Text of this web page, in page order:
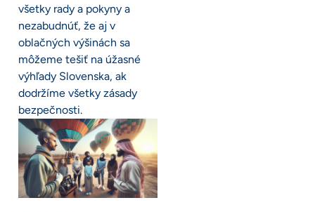
všetky rady a pokyny a
nezabudnúť, že aj v
oblačných výšinách sa
môžeme tešiť na úžasné
výhľady Slovenska, ak
dodržíme všetky zásady
bezpečnosti.